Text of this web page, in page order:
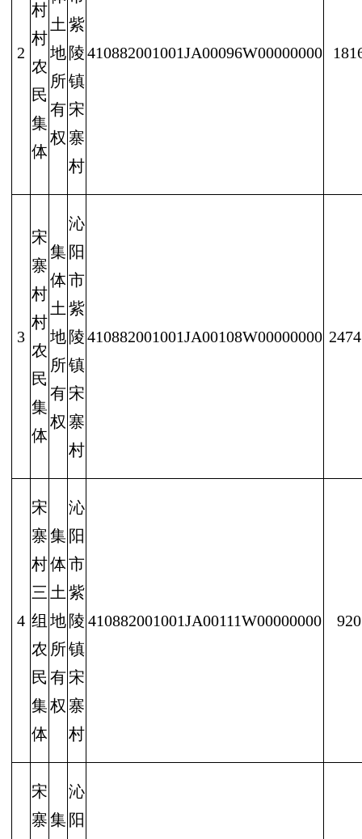
2
村
村
农
民
集
体
土
地
所
有
权
紫
陵
镇
宋
寨
村
410882001001JA00096W00000000
3
宋
寨
村
村
农
民
集
体
集
体
土
地
所
有
权
沁
阳
市
紫
陵
镇
宋
寨
村
410882001001JA00108W00000000
4
宋
寨
村
三
组
农
民
集
体
集
体
土
地
所
有
权
沁
阳
市
紫
陵
镇
宋
寨
村
410882001001JA00111W00000000
宋
寨集
沁
阳